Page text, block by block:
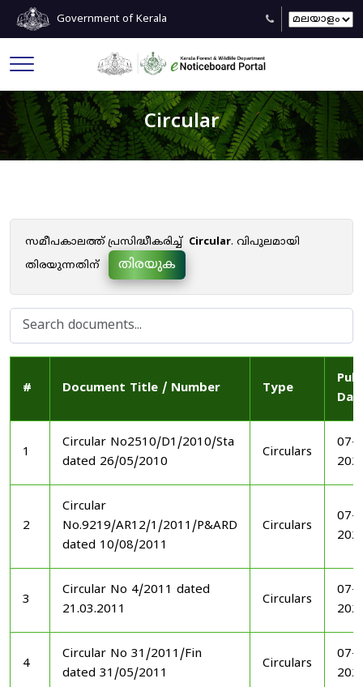
Government of Kerala
Circular
സമീപകാലത്ത് പ്രസിദ്ധീകരിച്ച് Circular. വിപുലമായി
തിരയുന്നതിന്
തിരയുക
# Document Title / Number Type
1
Circular No2510/D1/2010/Sta
dated 26/05/2010
Circulars
07-
2
Circular
No.9219/AR12/1/2011/P&ARD
dated 10/08/2011
Circulars
07-
3
Circular No 4/2011 dated
21.03.2011
Circulars
07-
4
Circular No 31/2011/Fin
dated 31/05/2011
Circulars
07-